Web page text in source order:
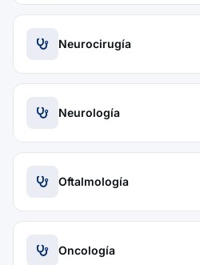
Neurocirugía
Neurología
Oftalmología
Oncología